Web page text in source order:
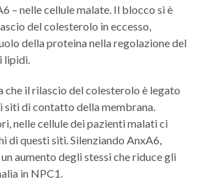
– nelle cellule malate. Il blocco si è
del colesterolo in eccesso,
della proteina nella regolazione del
lipidi.
che il rilascio del colesterolo è legato
siti di contatto della membrana.
nelle cellule dei pazienti malati ci
di questi siti. Silenziando AnxA6,
aumento degli stessi che riduce gli
in NPC1.